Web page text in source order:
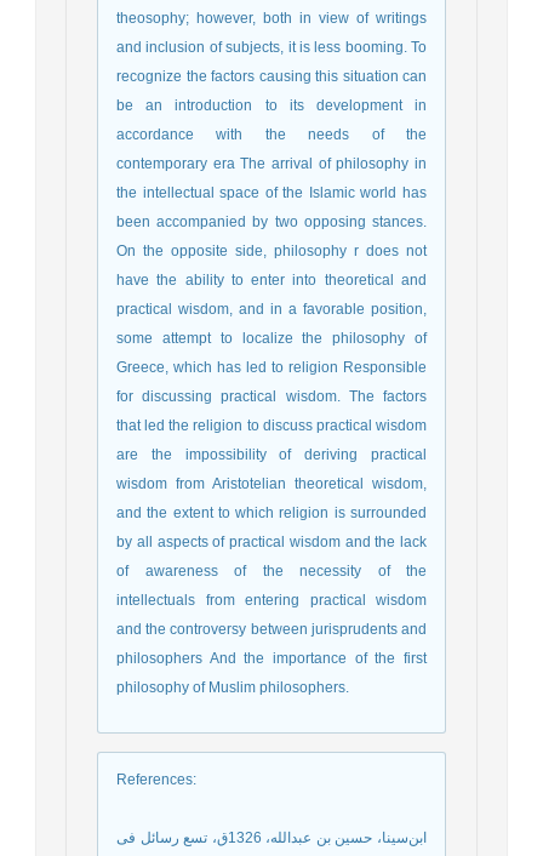
theosophy; however, both in view of writings
and inclusion of subjects, it is less booming. To
recognize the factors causing this situation can
be an introduction to its development in
accordance with the needs of the
contemporary era The arrival of philosophy in
the intellectual space of the Islamic world has
been accompanied by two opposing stances.
On the opposite side, philosophy r does not
have the ability to enter into theoretical and
practical wisdom, and in a favorable position,
some attempt to localize the philosophy of
Greece, which has led to religion Responsible
for discussing practical wisdom. The factors
that led the religion to discuss practical wisdom
are the impossibility of deriving practical
wisdom from Aristotelian theoretical wisdom,
and the extent to which religion is surrounded
by all aspects of practical wisdom and the lack
of awareness of the necessity of the
intellectuals from entering practical wisdom
and the controversy between jurisprudents and
philosophers And the importance of the first
philosophy of Muslim philosophers.
References:
ابن‌سینا، حسین بن عبدالله، 1326ق، تسع رسائل فی